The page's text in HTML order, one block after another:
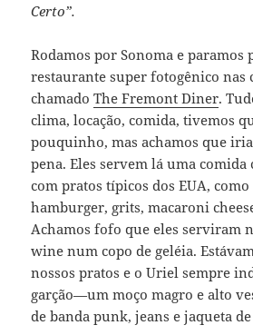
Certo”.
Rodamos por Sonoma e paramos
restaurante super fotogênico nas
chamadoThe Fremont Diner.
clima, locação, comida, tivemos
pouquinho, mas achamos que
pena. Eles servem lá uma
com pratos típicos dos EUA,
hamburger, grits, macaroni
Achamos fofo que eles serviram
wine num copo de geléia.
nossos pratos e o Uriel sempre
garção—um moço magro e alto
de banda punk, jeans e jaqueta